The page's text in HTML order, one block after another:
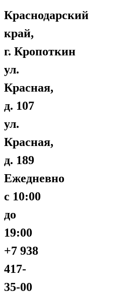
Краснодарский
край,
г. Кропоткин
ул.
Красная,
д. 107
ул.
Красная,
д. 189
Ежедневно
с 10:00
до
19:00
+7 938
417-
35-00